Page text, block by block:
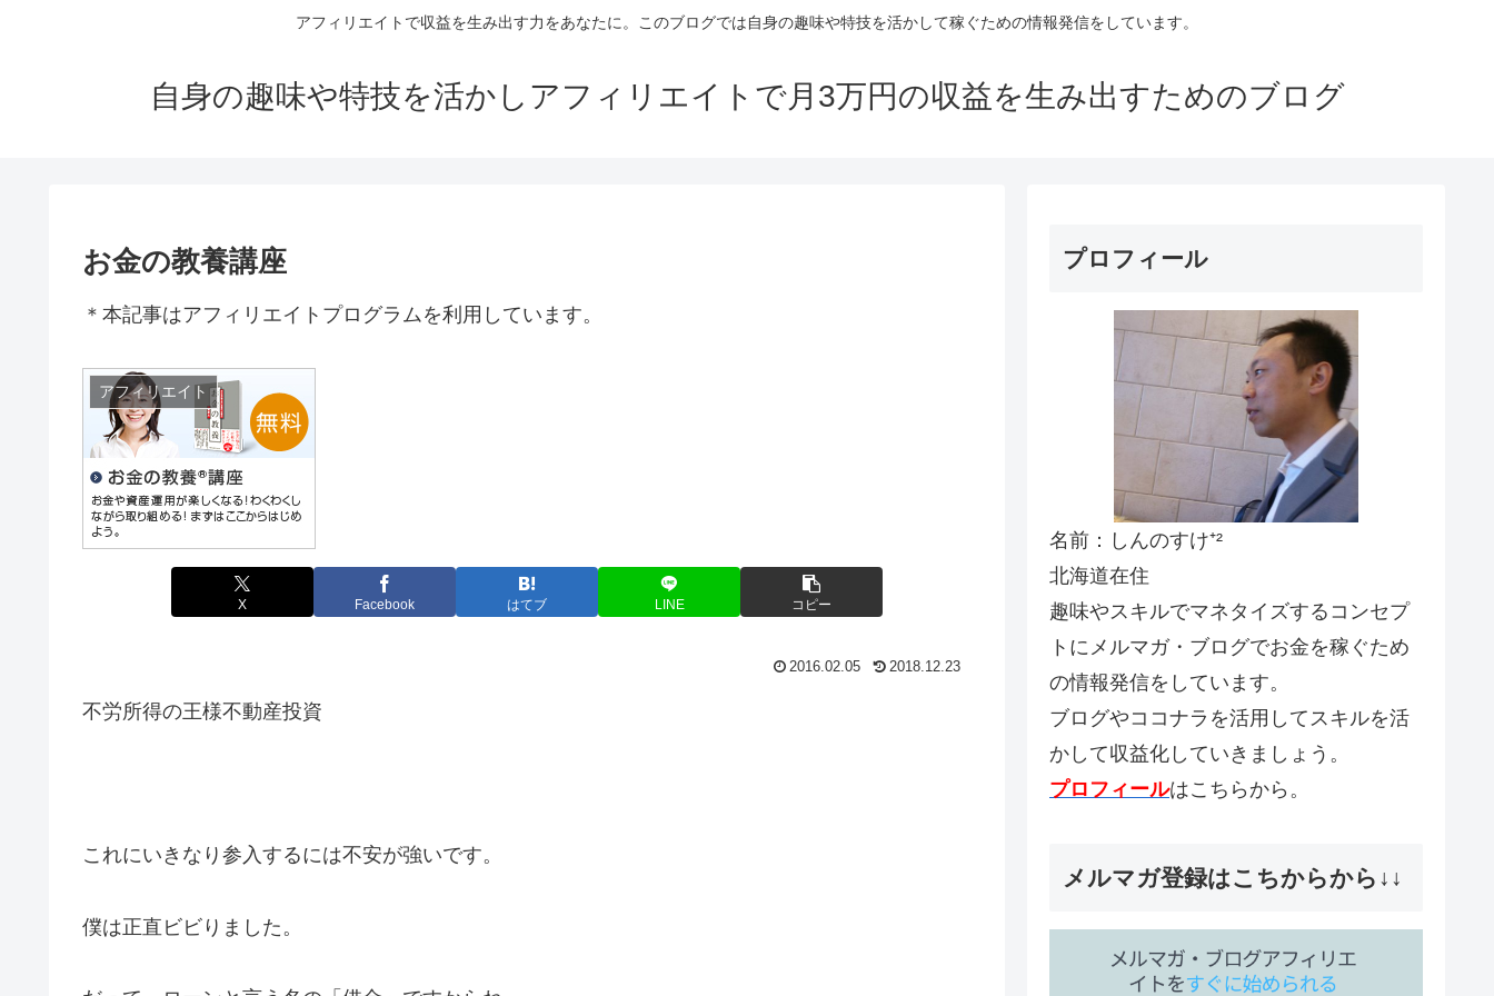
アフィリエイトで収益を生み出す力をあなたに。このブログでは自身の趣味や特技を活かして稼ぐための情報発信をしています。
自身の趣味や特技を活かしアフィリエイトで月3万円の収益を生み出すためのブログ
お金の教養講座
＊本記事はアフィリエイトプログラムを利用しています。
アフィリエイト
X Facebook はてブ LINE コピー
2016.02.05 2018.12.23
不労所得の王様不動産投資
これにいきなり参入するには不安が強いです。
僕は正直ビビりました。
プロフィール
名前：しんのすけ⁺²
北海道在住
趣味やスキルでマネタイズするコンセプ
トにメルマガ・ブログでお金を稼ぐため
の情報発信をしています。
ブログやココナラを活用してスキルを活
かして収益化していきましょう。
プロフィールはこちらから。
メルマガ登録はこちからから↓↓